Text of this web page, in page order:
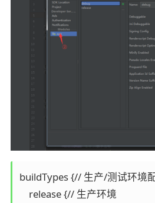
buildTypes {// 生产/测试环境
    release {// 生产环境